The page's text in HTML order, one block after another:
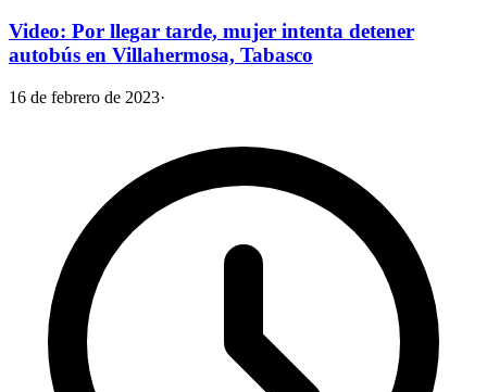
Video: Por llegar tarde, mujer intenta detener
autobús en Villahermosa, Tabasco
16 de febrero de 2023·